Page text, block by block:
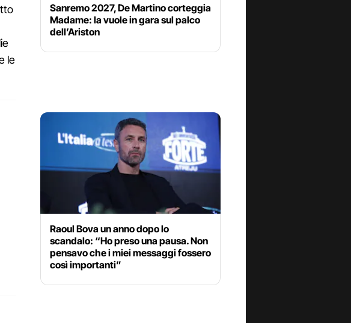
le
Sanremo 2027, De Martino corteggia
Madame: la vuole in gara sul palco
dell’Ariston
Raoul Bova un anno dopo lo
scandalo: “Ho preso una pausa. Non
pensavo che i miei messaggi fossero
così importanti”